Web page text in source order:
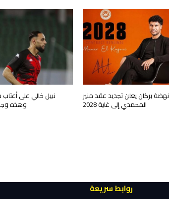
نهضة بركان يعلن تجديد عقد منير
المحمدي إلى غاية 2028
نبيل خالي على أعتاب
وهذه
روابط سريعة